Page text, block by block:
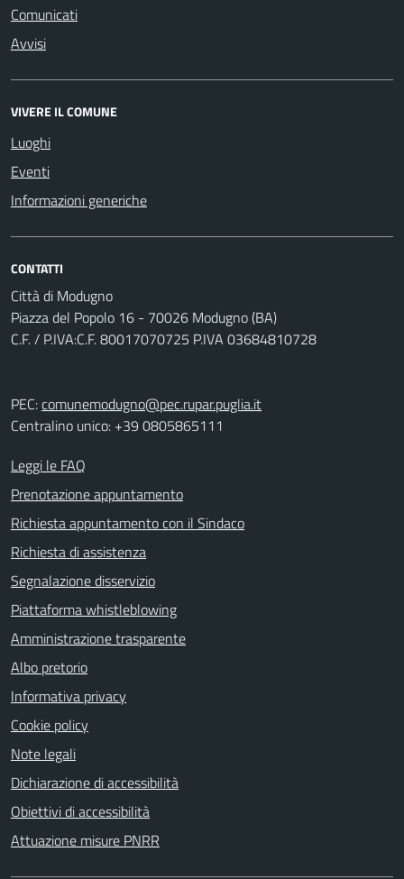
Comunicati
Avvisi
VIVERE IL COMUNE
Luoghi
Eventi
Informazioni generiche
CONTATTI
Città di Modugno
Piazza del Popolo 16 - 70026 Modugno (BA)
C.F. / P.IVA:C.F. 80017070725 P.IVA 03684810728
PEC:comunemodugno@pec.rupar.puglia.it
Centralino unico: +39 0805865111
Leggi le FAQ
Prenotazione appuntamento
Richiesta appuntamento con il Sindaco
Richiesta di assistenza
Segnalazione disservizio
Piattaforma whistleblowing
Amministrazione trasparente
Albo pretorio
Informativa privacy
Cookie policy
Note legali
Dichiarazione di accessibilità
Obiettivi di accessibilità
Attuazione misure PNRR